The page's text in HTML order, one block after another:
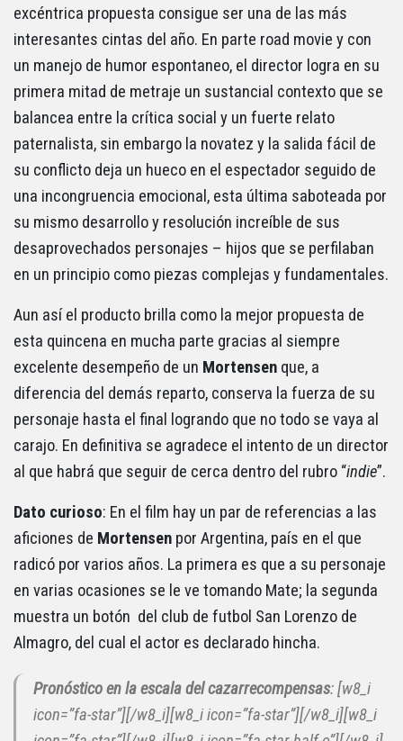
excéntrica propuesta consigue ser una de las más
interesantes cintas del año. En parte road movie y con
un manejo de humor espontaneo, el director logra en su
primera mitad de metraje un sustancial contexto que se
balancea entre la crítica social y un fuerte relato
paternalista, sin embargo la novatez y la salida fácil de
su conflicto deja un hueco en el espectador seguido de
una incongruencia emocional, esta última saboteada por
su mismo desarrollo y resolución increíble de sus
desaprovechados personajes – hijos que se perfilaban
en un principio como piezas complejas y fundamentales.
Aun así el producto brilla como la mejor propuesta de
esta quincena en mucha parte gracias al siempre
excelente desempeño de un Mortensen que, a
diferencia del demás reparto, conserva la fuerza de su
personaje hasta el final logrando que no todo se vaya al
carajo. En definitiva se agradece el intento de un director
al que habrá que seguir de cerca dentro del rubro “indie”.
Dato curioso: En el film hay un par de referencias a las
aficiones de Mortensen por Argentina, país en el que
radicó por varios años. La primera es que a su personaje
en varias ocasiones se le ve tomando Mate; la segunda
muestra un botón del club de futbol San Lorenzo de
Almagro, del cual el actor es declarado hincha.
Pronóstico en la escala del cazarrecompensas: [w8_i
icon=”fa-star”][/w8_i][w8_i icon=”fa-star”][/w8_i][w8_i